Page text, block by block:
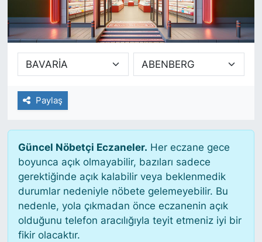
Paylaş
Güncel Nöbetçi Eczaneler. Her eczane gece
boyunca açık olmayabilir, bazıları sadece
gerektiğinde açık kalabilir veya beklenmedik
durumlar nedeniyle nöbete gelemeyebilir. Bu
nedenle, yola çıkmadan önce eczanenin açık
olduğunu telefon aracılığıyla teyit etmeniz iyi bir
fikir olacaktır.
SİYASET
SAĞLIK